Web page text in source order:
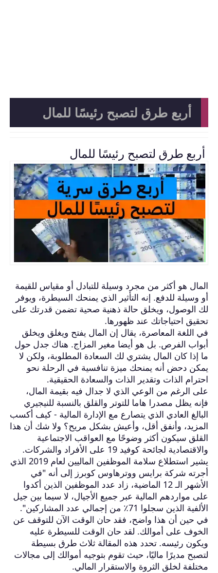
أربع طرق لتصبح رئيسًا للمال
أربع طرق لتصبح رئيسًا للمال
المال هو أكثر من مجرد وسيلة للتبادل أو مقياس للقيمة
أو وسيلة للدفع. إنه التأثير الذي يمنحك السيطرة، ويوفر
لك الوصول، ويخلق حالة ذهنية صحية تضمن قدرتك على
تحقيق احتياجاتك عند ظهورها.
في اللغة المعاصرة، يقال إن المال يفتح ويغلق ويخلق
أبواب الفرص. بل هو أيضا مغير المزاج. هناك جدل حول
ما إذا كان المال يشتري لك السعادة المطلوبة، ولكن لا
يمكن دحض أنه يمنحك ميزة تنافسية في الرحلة نحو
احترام الذات وتقدير الذات والسعادة الحقيقية.
على الرغم من الوعي الذي لا جدال فيه بقيمة المال،
فإنه يظل مصدرا هاما للتوتر والقلق بالنسبة للنيجيري
البالغ العادي الذي يتصارع مع الإدارة المالية - كيف أكسب
المزيد، وأنفق أقل، وأعيش بشكل مريح؟ ولا شك أن هذا
القلق سيكون أكثر وضوحًا مع العواقب الاجتماعية
والاقتصادية لجائحة كوفيد 19 على الأفراد والشركات.
يشير استطلاع سلامة الموظفين الماليين لعام 2019 الذي
أجرته شركة برايس ووترهاوس كوبرز إلى أنه "في
الأشهر الـ 12 الماضية، زاد عدد الموظفين الذين أكدوا
على مواردهم المالية عبر جميع الأجيال، لا سيما بين جيل
الألفية الذين سجلوا 71٪ من إجمالي عدد المشاركين".
في حين أن هذا واضح، فقد حان الوقت الآن للتوقف عن
الخوف على أموالك. لقد حان الوقت للسيطرة عليه
ويكون رئيسه. تحدد هذه المقالة ثلاث طرق بسيطة
لتصبح مديرًا ماليًا، حيث تقوم بتوجيه أموالك إلى مجالات
مختلفة لخلق الثروة والاستقرار المالي.